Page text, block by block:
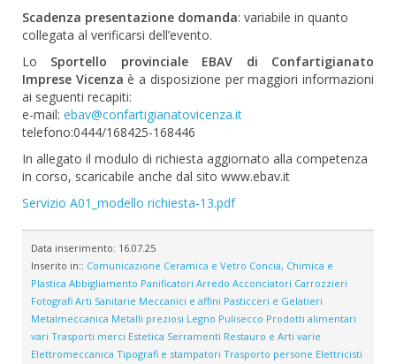
Scadenza presentazione domanda: variabile in quanto
collegata al verificarsi dell’evento.
Lo Sportello provinciale EBAV di Confartigianato
Imprese Vicenza è a disposizione per maggiori informazioni
ai seguenti recapiti:
e-mail: ebav@confartigianatovicenza.it
telefono:0444/168425-168446
In allegato il modulo di richiesta aggiornato alla competenza
in corso, scaricabile anche dal sito www.ebav.it
Servizio A01_modello richiesta-13.pdf
Data inserimento: 16.07.25
Inserito in:: Comunicazione Ceramica e Vetro Concia, Chimica e
Plastica Abbigliamento Panificatori Arredo Acconciatori Carrozzieri
Fotografi Arti Sanitarie Meccanici e affini Pasticceri e Gelatieri
Metalmeccanica Metalli preziosi Legno Pulisecco Prodotti alimentari
vari Trasporti merci Estetica Serramenti Restauro e Arti varie
Elettromeccanica Tipografi e stampatori Trasporto persone Elettricisti